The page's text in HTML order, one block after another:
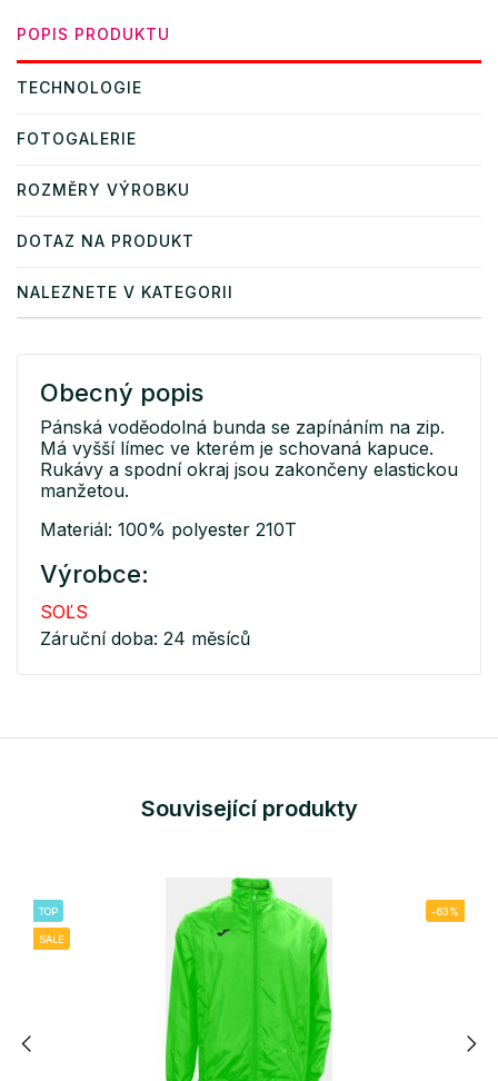
POPIS PRODUKTU
TECHNOLOGIE
FOTOGALERIE
ROZMĚRY VÝROBKU
DOTAZ NA PRODUKT
NALEZNETE V KATEGORII
Obecný popis
Pánská voděodolná bunda se zapínáním na zip.
Má vyšší límec ve kterém je schovaná kapuce.
Rukávy a spodní okraj jsou zakončeny elastickou
manžetou.
Materiál: 100% polyester 210T
Výrobce:
SOĽS
Záruční doba: 24 měsíců
Související produkty
TOP
SALE
-63%